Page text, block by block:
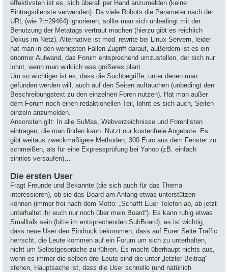
effektivsten ist es, sich überall per Hand anzumelden (keine
Eintragsdienste verwenden). Da viele Robots die Parameter nach der
URL (wie ?t=29464) ignorieren, sollte man sich unbedingt mit der
Benutzung der Metatags vertraut machen (hierzu gibt es reichlich
Dokus im Netz). Alternative ist mod_rewrite bei Linux-Servern, leider
hat man in den wenigsten Fällen Zugriff darauf, außerdem ist es ein
enormer Aufwand, das Forum entsprechend umzustellen, der sich nur
lohnt, wenn man wirklich was größeres plant.
Um so wichtiger ist es, dass die Suchbegriffe, unter denen man
gefunden werden will, auch auf den Seiten auftauchen (unbedingt den
Beschreibungstext zu den einzelnen Foren nutzen). Hat man außer
dem Forum noch einen redaktionellen Teil, lohnt es sich auch, Seiten
einzeln anzumelden.
Ansonsten gilt: In alle SuMas, Webverzeichnisse und Forenlisten
eintragen, die man finden kann. Nutzt nur kostenfreie Angebote. Es
gibt weitaus zweckmäßigere Methoden, 300 Euro aus dem Fenster zu
schmeißen, als für eine Expressprüfung bei Yahoo (zB. einfach
sinnlos versaufen)…
Die ersten User
Fragt Freunde und Bekannte (die sich auch für das Thema
interessieren), ob sie das Board am Anfang etwas unterstützen
können (immer frei nach dem Motto: „Schafft Euer Telefon ab, ab jetzt
unterhaltet ihr euch nur noch über mein Board“). Es kann ruhig etwas
Smalltalk sein (bitte im entsprechenden SubBoard), es ist wichtig,
dass neue User den Eindruck bekommen, dass auf Eurer Seite Traffic
herrscht, die Leute kommen auf ein Forum um sich zu unterhalten,
nicht um Selbstgespräche zu führen. Es macht überhaupt nichts aus,
wenn es immer die selben drei Leute sind die unter „letzter Beitrag“
stehen, Hauptsache ist, dass die User schnelle (und natürlich